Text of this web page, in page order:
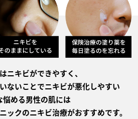
ニキビができやすく、
ないことでニキビが悪化しやすい
悩める男性の肌には
ックのニキビ治療がおすすめです。